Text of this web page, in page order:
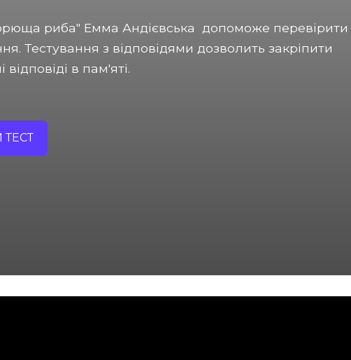
риба" Емма Андієвська допоможе перевірити
Тестування з відповідями дозволить закріпити
відповіді в пам'яті.
ТЕСТ